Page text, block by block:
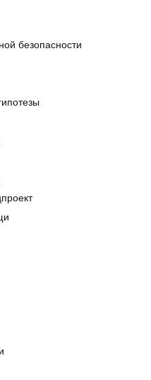
безопасности